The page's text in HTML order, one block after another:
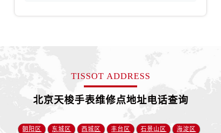
TISSOT ADDRESS
北京天梭手表维修点地址电话查询
朝阳区 东城区 西城区 丰台区 石景山区 海淀区